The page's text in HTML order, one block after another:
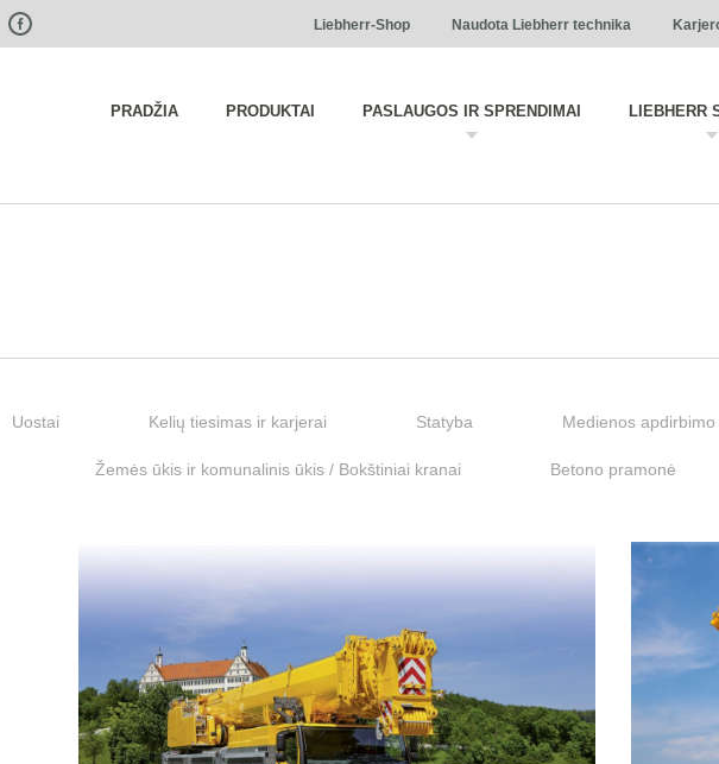
possible:
Liebherr-Shop Naudota Liebherr technika
PRADŽIA PRODUKTAI PASLAUGOS IR SPRENDIMAI LIEBHERR
Uostai Kelių tiesimas ir karjerai Statyba Medienos
Žemės ūkis ir komunalinis ūkis / Bokštiniai kranai Betono pramonė